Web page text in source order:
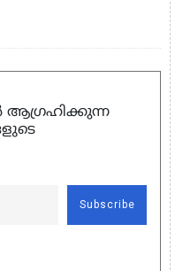
ആഗ്രഹിക്കുന്ന
Subscribe